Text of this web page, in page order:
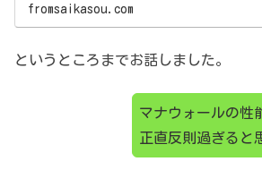
fromsaikasou.com
というところまでお話しました。
マナウォールの性
正直反則過ぎると